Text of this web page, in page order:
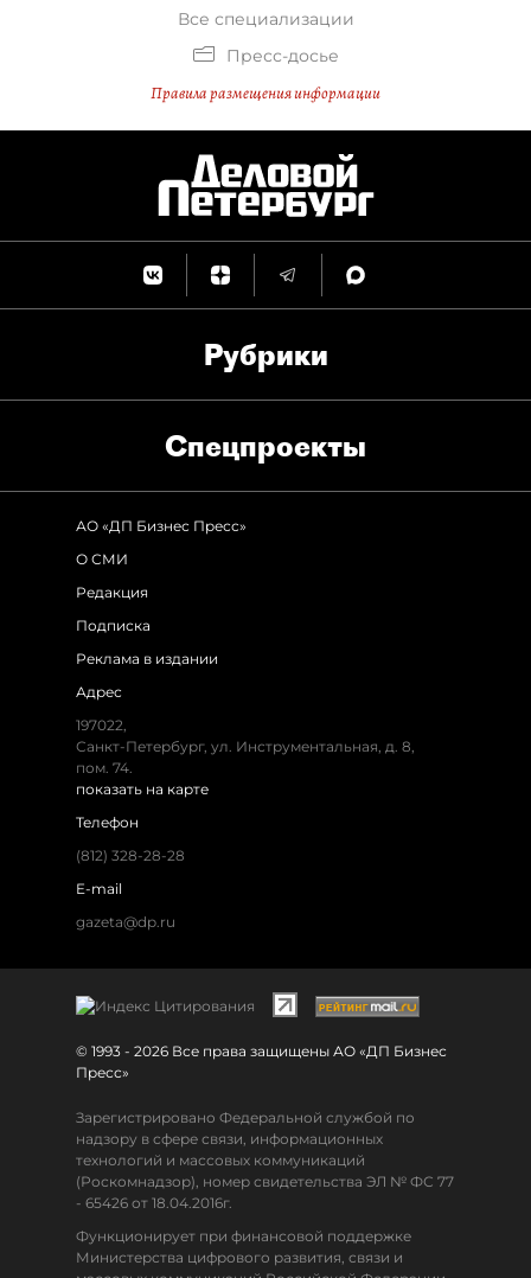
Все специализации
Пресс-досье
Правила размещения информации
Рубрики
Спец­проекты
АО «ДП Бизнес Пресс»
О СМИ
Редакция
Подписка
Реклама в издании
Адрес
197022,
Санкт-Петербург, ул. Инструментальная, д. 8,
пом. 74.
показать на карте
Телефон
(812) 328-28-28
E-mail
gazeta@dp.ru
© 1993 - 2026 Все права защищены АО «ДП Бизнес
Пресс»
Зарегистрировано Федеральной службой по
надзору в сфере связи, информационных
технологий и массовых коммуникаций
(Роскомнадзор), номер свидетельства ЭЛ № ФС 77
- 65426 от 18.04.2016г.
Функционирует при финансовой поддержке
Министерства цифрового развития, связи и